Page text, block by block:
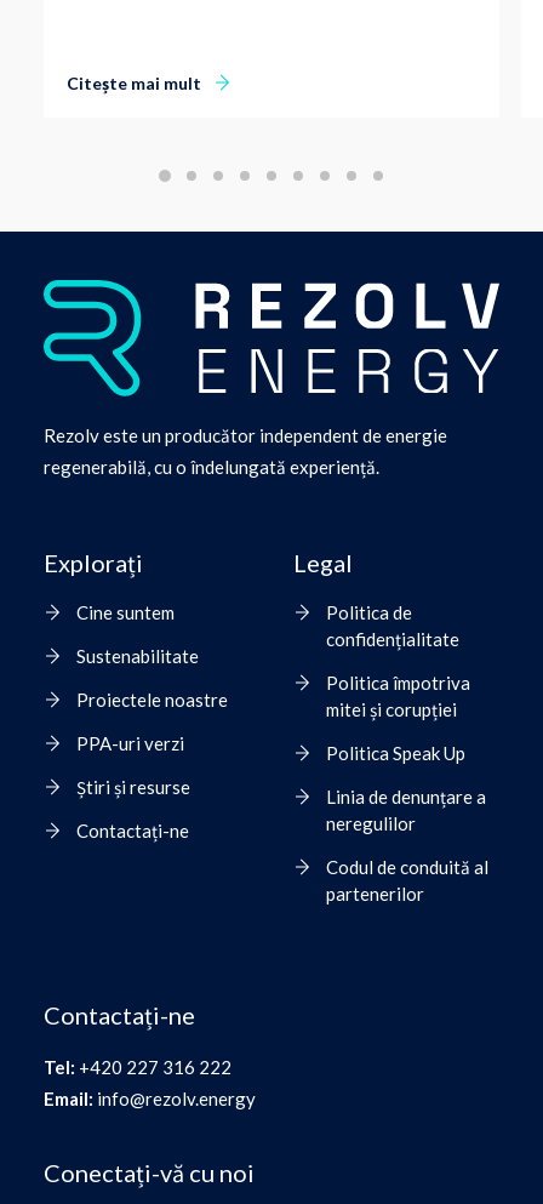
Citește mai mult
Rezolv este un producător independent de energie
regenerabilă, cu o îndelungată experiență.
Explorați
Cine suntem
Sustenabilitate
Proiectele noastre
PPA-uri verzi
Știri și resurse
Contactați-ne
Legal
Politica de
confidențialitate
Politica împotriva
mitei și corupției
Politica Speak Up
Linia de denunțare a
neregulilor
Codul de conduită al
partenerilor
Contactați-ne
Tel: +420 227 316 222
Email: info@rezolv.energy
Conectați-vă cu noi